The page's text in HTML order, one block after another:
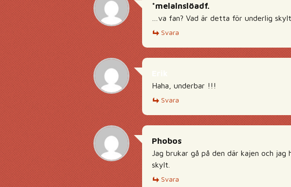
*melalnslöadf.
…va fan? Vad är detta för underlig
Svara
Haha, underbar !!!
Svara
Phobos
Jag brukar gå på den där kajen och
skylt.
Svara